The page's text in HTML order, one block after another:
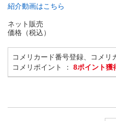
紹介動画はこちら
ネット販売
価格（税込）
コメリカード番号登録、コメリ
コメリポイント ： 8ポイント獲